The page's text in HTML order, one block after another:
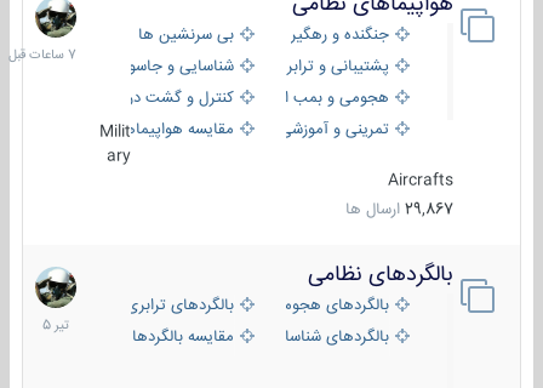
جنگنده و رهگیر
بی سرنشین ها
پشتیبانی و ترابری
شناسایی و جاسوسی
هجومی و بمب افکن
کنترل و گشت دریایی
تمرینی و آموزشی
مقایسه هواپیماهاMilit
ary
Aircrafts
29,867 ارسال ها
7
ساعات
قبل
بالگردهای نظامی
بالگردهای هجومی
بالگردهای ترابری
بالگردهای شناسایی
مقایسه بالگردها
22
تیر
1405